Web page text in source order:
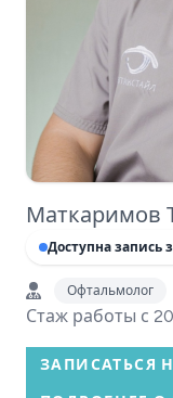
Маткаримов
Доступна запись
Офтальмолог
Стаж работы с
ЗАПИСАТЬСЯ